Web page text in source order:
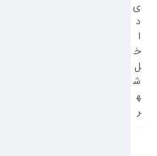
ی
د
ا
خ
ل
ش
ه
ر